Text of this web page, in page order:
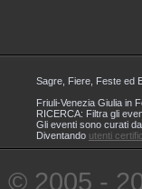
Sagre, Fiere, Feste ed
Friuli-Venezia Giulia in
RICERCA: Filtra gli
Gli eventi sono curati
Diventando utenti
© 2005 -